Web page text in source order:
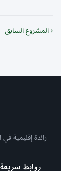
‹ المشروع السابق
روابط سريعة